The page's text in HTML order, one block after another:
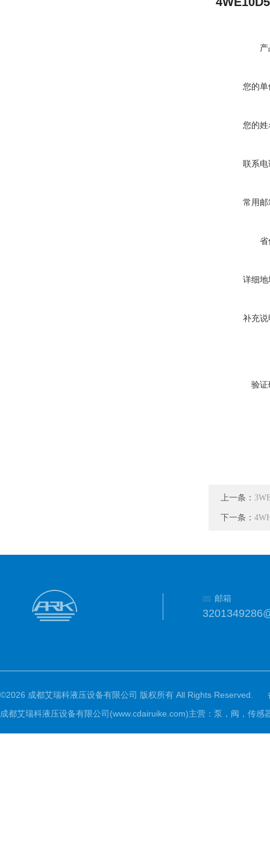
您的
您的
联系
常用
省
详细
补充
验
上一条：
下一条：
邮箱
©2026 成都艾瑞科液压设备有限公司 版权所有 All Rights Reserved.
成都艾瑞科液压设备有限公司(www.cdairuike.com)主营：泵，阀，传